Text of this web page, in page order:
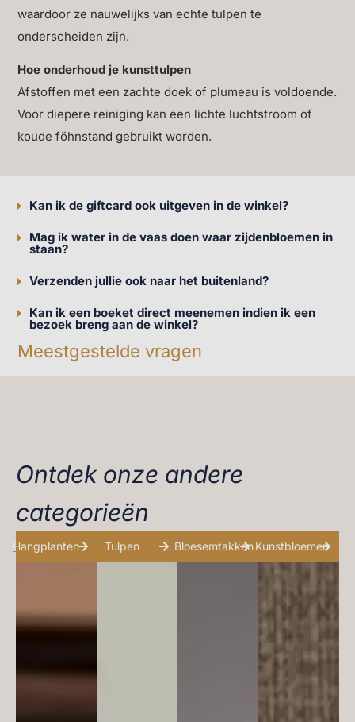
waardoor ze nauwelijks van echte tulpen te
onderscheiden zijn.
Hoe onderhoud je kunsttulpen
Afstoffen met een zachte doek of plumeau is voldoende.
Voor diepere reiniging kan een lichte luchtstroom of
koude föhnstand gebruikt worden.
Meestgestelde vragen
Kan ik de giftcard ook uitgeven in de winkel?
Mag ik water in de vaas doen waar zijdenbloemen in
staan?
Verzenden jullie ook naar het buitenland?
Kan ik een boeket direct meenemen indien ik een
bezoek breng aan de winkel?
Ontdek onze andere
categorieën
Hangplanten Tulpen BloesemtakkenKunstbloemen